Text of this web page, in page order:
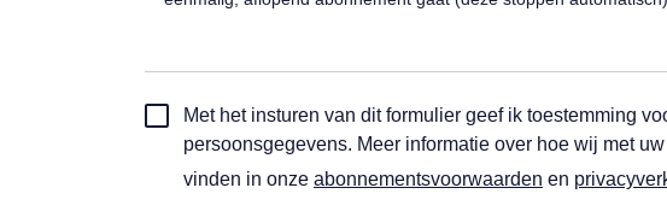
Toestemming
automatische
incasso
Met het insturen van dit formulier geef ik toestemming
persoonsgegevens. Meer informatie over hoe wij met
vinden in onze abonnementsvoorwaarden en